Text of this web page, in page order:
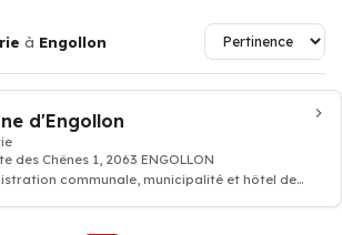
à Engollon
d'Engollon
des Chênes 1, 2063 ENGOLLON
communale, municipalité et hôtel de